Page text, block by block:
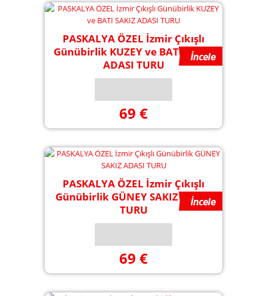
PASKALYA ÖZEL İzmir Çıkışlı
Günübirlik KUZEY ve BATI SAKIZ
ADASI TURU
69 €
PASKALYA ÖZEL İzmir Çıkışlı
Günübirlik GÜNEY SAKIZ ADASI
TURU
69 €